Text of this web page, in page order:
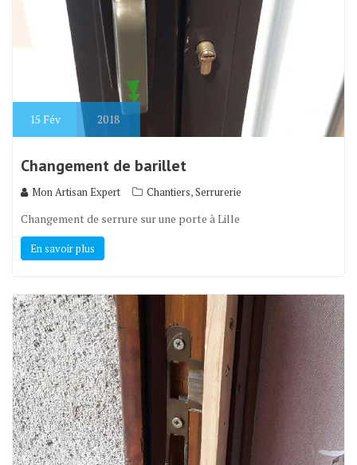
15 Fév 2018
Changement de barillet
Mon Artisan Expert Chantiers,Serrurerie
Changement de serrure sur une porte à Lille
En savoir plus